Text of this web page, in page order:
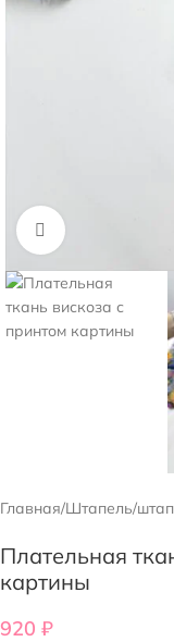
Нажмите, чтобы
Главная/Штапель/
Плательная
картины
920 ₽